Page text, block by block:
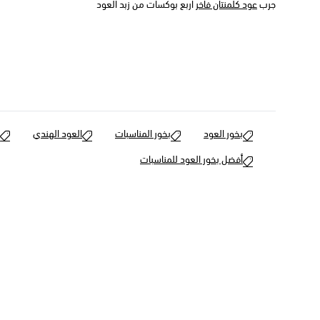
جربعود كلمنتان فاخراربع بوكسات من زبد العود
بخور العود بخور المناسبات العود الهندي
أفضل بخور العود للمناسبات